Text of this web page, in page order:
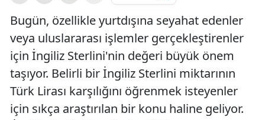
Bugün, özellikle yurtdışına seyahat edenler
veya uluslararası işlemler gerçekleştirenler
için İngiliz Sterlini'nin değeri büyük önem
taşıyor. Belirli bir İngiliz Sterlini miktarının
Türk Lirası karşılığını öğrenmek isteyenler
için sıkça araştırılan bir konu haline geliyor.